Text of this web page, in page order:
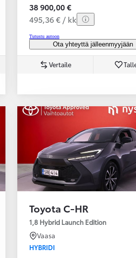
38 900,00 €
495,36 € / kk
Tutustu autoon
Ota yhteyttä jälleenmyyjään
Vertaile
Toyota C-HR
1,8 Hybrid Launch Edition
Vaasa
HYBRIDI